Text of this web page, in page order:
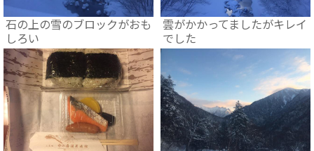
石の上の雪のブロックがおも
しろい
雲がかかってましたがキレイ
でした